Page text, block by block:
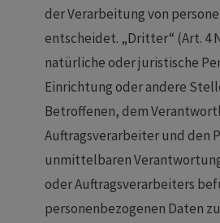
der Verarbeitung von
entscheidet. „Dritter“ (Art. 4
natürliche oder juristische
Einrichtung oder andere
Betroffenen, dem
Auftragsverarbeiter und den
unmittelbaren
oder Auftragsverarbeiters
personenbezogenen Daten